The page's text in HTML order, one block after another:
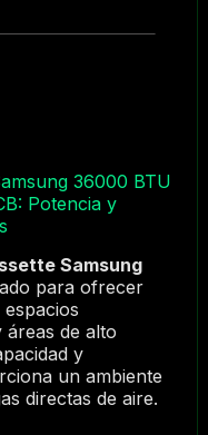
36000 BTU
Potencia y
Samsung
para ofrecer
áreas de alto
y
un ambiente
directas de aire.